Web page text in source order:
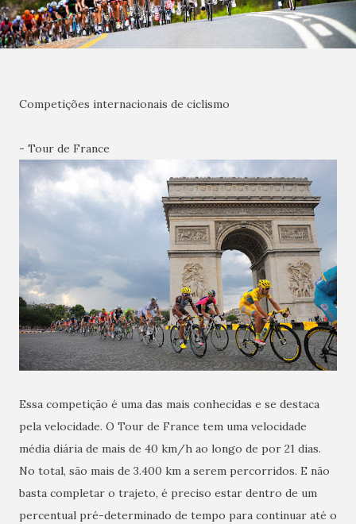
Competições internacionais de ciclismo
- Tour de France
Essa competição é uma das mais conhecidas e se destaca
pela velocidade. O Tour de France tem uma velocidade
média diária de mais de 40 km/h ao longo de por 21 dias.
No total, são mais de 3.400 km a serem percorridos. E não
basta completar o trajeto, é preciso estar dentro de um
percentual pré-determinado de tempo para continuar até o